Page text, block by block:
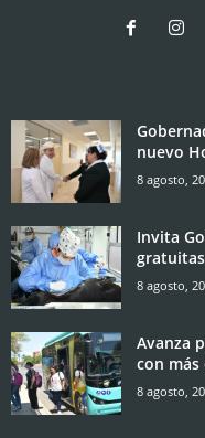
nuevo
8 agosto,
Invita
8 agosto,
Avanza
con más
8 agosto,